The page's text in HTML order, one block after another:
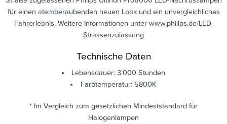
für einen atemberaubenden neuen Look und ein unvergleichliches
Fahrerlebnis. Weitere Informationen unter www.philips.de/LED-
Strassenzulassung
Technische Daten
Lebensdauer: 3.000 Stunden
Farbtemperatur: 5800K
* Im Vergleich zum gesetzlichen Mindeststandard für
Halogenlampen